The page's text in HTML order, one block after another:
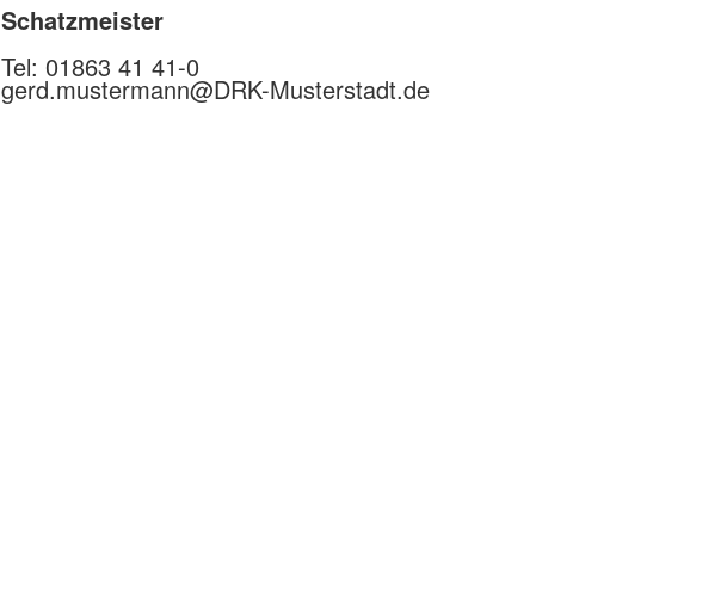
Schatzmeister
Tel: 01863 41 41-0
gerd.mustermann@DRK-Musterstadt.de